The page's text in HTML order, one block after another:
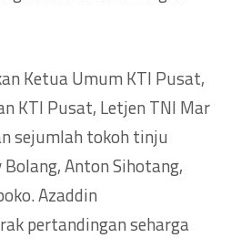
Ketua Umum KTI Pusat,
KTI Pusat, Letjen TNI Mar
sejumlah tokoh tinju
Anton Sihotang,
Azaddin
pertandingan seharga